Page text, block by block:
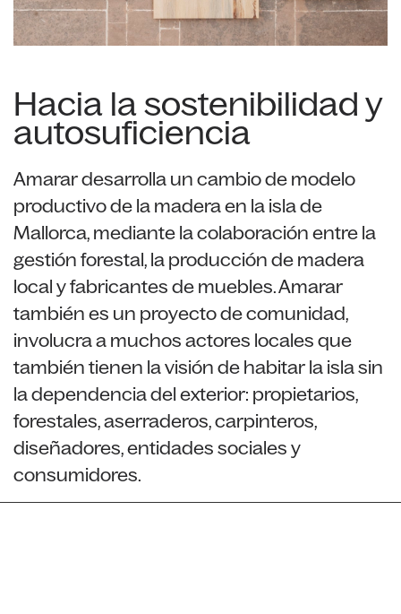
Hacia la sostenibilidad y
autosuficiencia
Amarar desarrolla un cambio de modelo
productivo de la madera en la isla de
Mallorca, mediante la colaboración entre la
gestión forestal, la producción de madera
local y fabricantes de muebles. Amarar
también es un proyecto de comunidad,
involucra a muchos actores locales que
también tienen la visión de habitar la isla sin
la dependencia del exterior: propietarios,
forestales, aserraderos, carpinteros,
diseñadores, entidades sociales y
consumidores.